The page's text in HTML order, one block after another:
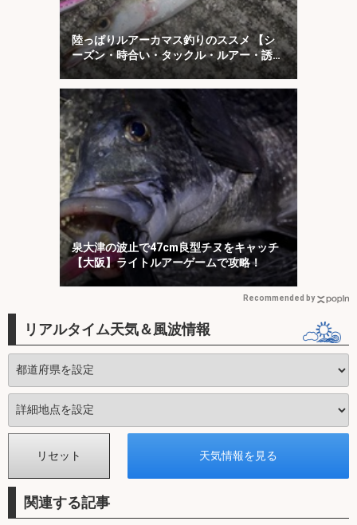
陸っぱりルアーカマス釣りのススメ 【シ
ーズン・時合い・タックル・ルアー・誘い
方を解説】
泉大津の波止で47cm良型チヌをキャッチ
【大阪】ライトルアーゲームで攻略！
Recommended by
リアルタイム天気＆風波情報
関連する記事